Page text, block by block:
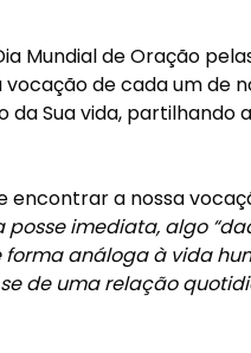
Mundial de Oração
vocação de cada um de
Sua vida, partilhando
encontrar a nossa
posse imediata, algo
análoga à vida
de uma relação